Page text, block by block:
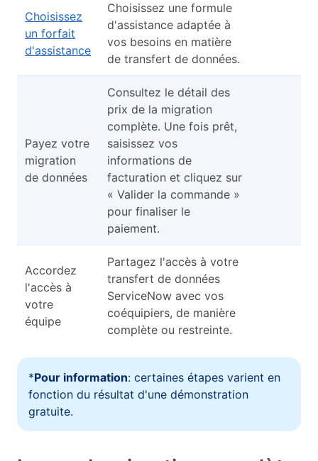
Choisissez
un forfait
d'assistance
Choisissez une formule
d'assistance adaptée à
vos besoins en matière
de transfert de données.
Payez votre
migration
de données
Consultez le détail des
prix de la migration
complète. Une fois prêt,
saisissez vos
informations de
facturation et cliquez sur
« Valider la commande »
pour finaliser le
paiement.
Accordez
l'accès à
votre
équipe
Partagez l'accès à votre
transfert de données
ServiceNow avec vos
coéquipiers, de manière
complète ou restreinte.
*Pour information: certaines étapes varient en
fonction du résultat d'une démonstration
gratuite.